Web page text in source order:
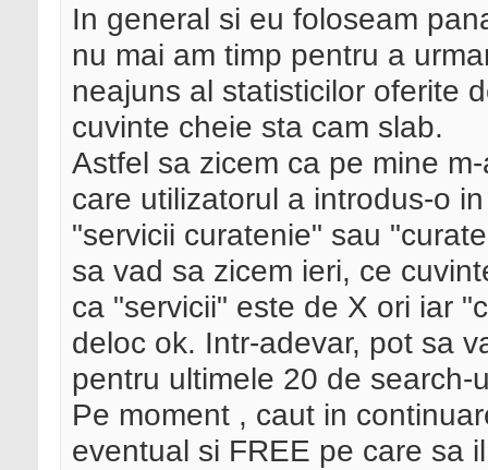
In general si eu foloseam
nu mai am timp pentru a
neajuns al statisticilor oferite
cuvinte cheie sta cam slab.
Astfel sa zicem ca pe mine
care utilizatorul a introdus-o
"servicii curatenie" sau
sa vad sa zicem ieri, ce
ca "servicii" este de X ori iar
deloc ok. Intr-adevar, pot sa
pentru ultimele 20 de search-
Pe moment , caut in
eventual si FREE pe care sa